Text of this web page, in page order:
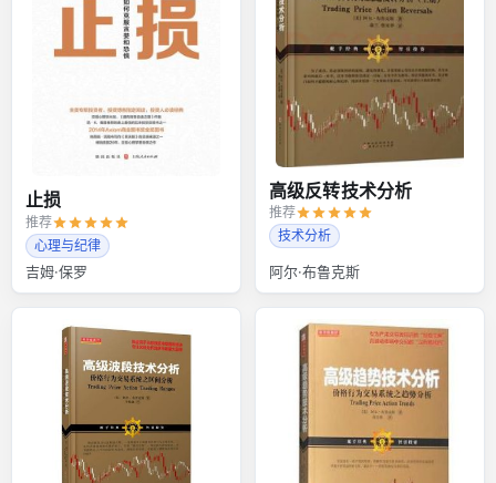
止损
推荐
心理与纪律
吉姆·保罗
高级反转技术分析
推荐
技术分析
阿尔·布鲁克斯